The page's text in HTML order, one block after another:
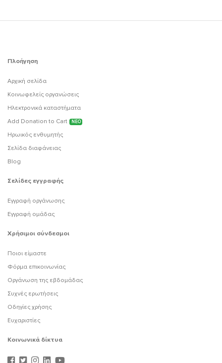
Πλοήγηση
Αρχική σελίδα
Κοινωφελείς οργανώσεις
Ηλεκτρονικά καταστήματα
Add Donation to Cart
ΝΕΟ
Ηρωικός ενθυμητής
Σελίδα διαφάνειας
Blog
Σελίδες εγγραφής
Εγγραφή οργάνωσης
Εγγραφή ομάδας
Χρήσιμοι σύνδεσμοι
Ποιοι είμαστε
Φόρμα επικοινωνίας
Οργάνωση της εβδομάδας
Συχνές ερωτήσεις
Οδηγίες χρήσης
Ευχαριστίες
Κοινωνικά δίκτυα